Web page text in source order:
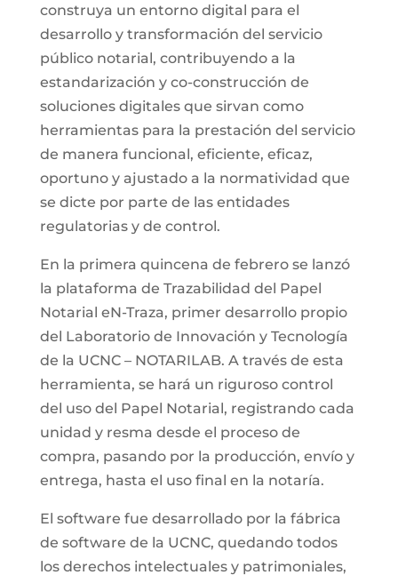
construya un entorno digital para el
desarrollo y transformación del servicio
público notarial, contribuyendo a la
estandarización y co-construcción de
soluciones digitales que sirvan como
herramientas para la prestación del servicio
de manera funcional, eficiente, eficaz,
oportuno y ajustado a la normatividad que
se dicte por parte de las entidades
regulatorias y de control.
En la primera quincena de febrero se lanzó
la plataforma de Trazabilidad del Papel
Notarial eN-Traza, primer desarrollo propio
del Laboratorio de Innovación y Tecnología
de la UCNC – NOTARILAB. A través de esta
herramienta, se hará un riguroso control
del uso del Papel Notarial, registrando cada
unidad y resma desde el proceso de
compra, pasando por la producción, envío y
entrega, hasta el uso final en la notaría.
El software fue desarrollado por la fábrica
de software de la UCNC, quedando todos
los derechos intelectuales y patrimoniales,